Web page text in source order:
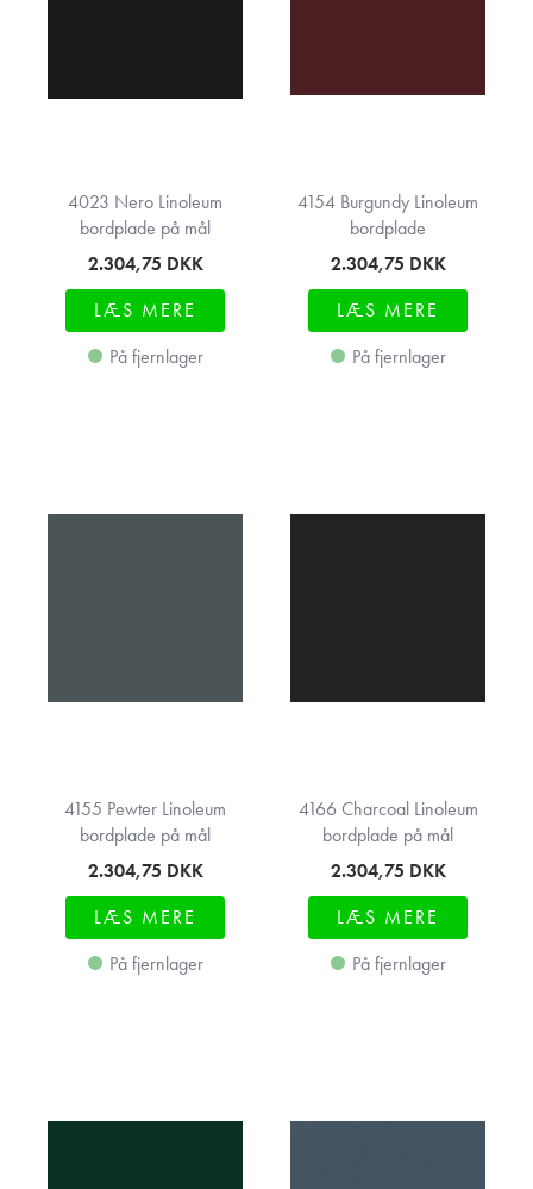
4023 Nero Linoleum
bordplade på mål
2.304,75 DKK
LÆS MERE
På fjernlager
4154 Burgundy Linoleum
bordplade
2.304,75 DKK
LÆS MERE
På fjernlager
4155 Pewter Linoleum
bordplade på mål
2.304,75 DKK
LÆS MERE
På fjernlager
4166 Charcoal Linoleum
bordplade på mål
2.304,75 DKK
LÆS MERE
På fjernlager